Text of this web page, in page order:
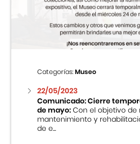
Centro Cultural Peruano
Museo de la Inmigración
Fondo Editorial
Teatro Peruano Japonés
Categorías:Museo
22/05/2023
Comunicado: Cierre
de mayo:Con el objetivo de
mantenimiento y
de e...